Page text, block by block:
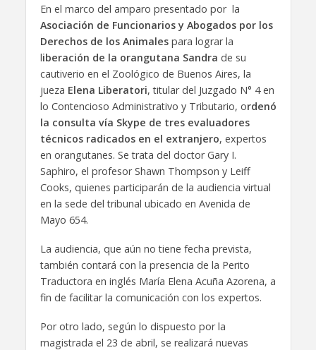
En el marco del amparo presentado por la
Asociación de Funcionarios y Abogados por los
Derechos de los Animalespara lograr la
liberación de la orangutana Sandra de su
cautiverio en el Zoológico de Buenos Aires, la
jueza Elena Liberatori, titular del Juzgado N° 4 en
lo Contencioso Administrativo y Tributario, ordenó
la consulta vía Skype de tres evaluadores
técnicos radicados en el extranjero, expertos
en orangutanes. Se trata del doctor Gary I.
Saphiro, el profesor Shawn Thompson y Leiff
Cooks, quienes participarán de la audiencia virtual
en la sede del tribunal ubicado en Avenida de
Mayo 654.
La audiencia, que aún no tiene fecha prevista,
también contará con la presencia de la Perito
Traductora en inglés María Elena Acuña Azorena, a
fin de facilitar la comunicación con los expertos.
Por otro lado, según lo dispuesto por la
magistrada el 23 de abril, se realizará nuevas